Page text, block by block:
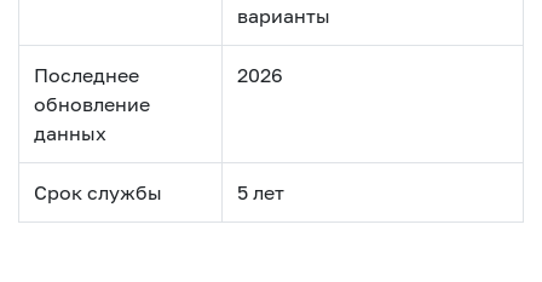
варианты
Последнее
обновление
данных
2026
Срок службы 5 лет